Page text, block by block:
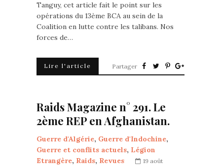
Tanguy, cet article fait le point sur les
opérations du 13ème BCA au sein de la
Coalition en lutte contre les talibans. Nos
forces de…
Lire l'article Partager
Raids Magazine n° 291. Le
2ème REP en Afghanistan.
Guerre d'Algérie, Guerre d'Indochine,
Guerre et conflits actuels, Légion
Etrangère, Raids, Revues
19 août